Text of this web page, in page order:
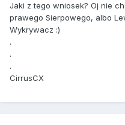
Jaki z tego wniosek? Oj nie
prawego Sierpowego, albo
Wykrywacz :)
.
.
.
CirrusCX